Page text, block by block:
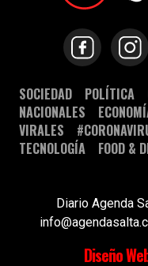
SOCIEDAD POLÍTICA
NACIONALES
VIRALES
TECNOLOGÍA
FOOD &
Diario Agenda
Diseño